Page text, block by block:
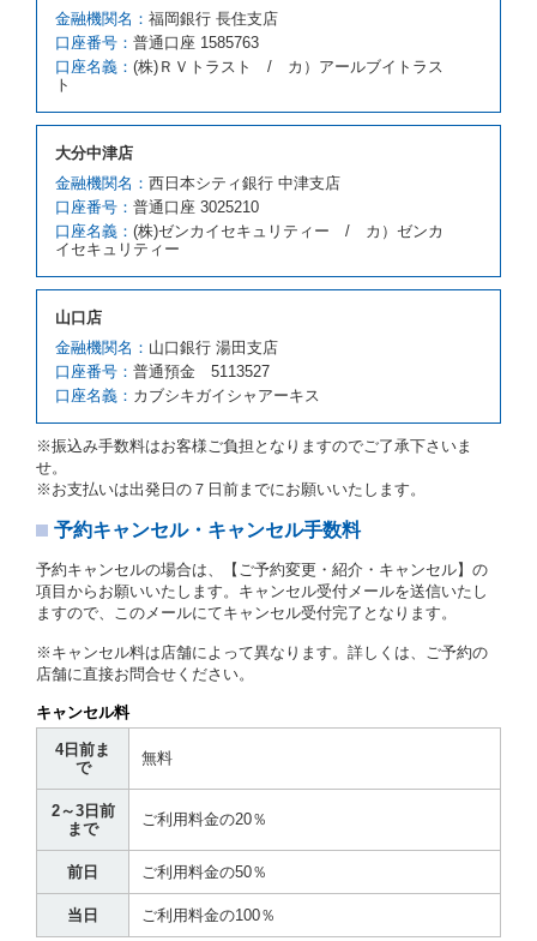
携先の代替レンタカーを貸し渡すものとします。な
お、代替レンタカーの貸渡料金が予約された車種クラ
スの貸渡料金より高くなるときは、予約した車種クラ
スの貸渡料金によるものとし、予約された車種クラス
の車種クラスの貸渡料金によるものとします。
借受人は、第１項の代替レンタカーの貸渡しの申入れ
を拒絶し、予約を取り消すことができるものとしま
す。
前項の場合、第１項の貸渡しをすることができない原
因が、当社の責に帰する事由によるときには第４条第
４項の予約の取消しとして取り扱い、当社は受領済の
予約申込金を返還するものとします。
原因が、当社の責に帰さない事由による時には第４条
第５項の予約の取消しとして取り扱い、当社は受領済
の予約申込金を返還するものとします。
第６条（免責）
が締結されなかったことについて、第４条及び第５条
とします。
第３章／貸 渡 し
第７条（貸渡契約の締結）
借受人は第２条第１項に定める借受条件を明示し、当
貸渡契約を締結するものとします。ただし、貸し渡す
ことができるレンタカーがない場合又は借受人若しく
は運転者が第８条第１項若しくは第２項各号のいずれ
かに該当する場合を除きます。
貸渡契約を締結した場合、借受人は当社に第１0条第
１項に定める貸渡料金を支払うものとします。
運転者の義務と定められた事項を遵守するものとしま
す。
当社は、監督官庁の基本通達（注１）に基づき、貸渡
運転者の氏名、住所、運転免許の種類及び運転免許証
金融機関名： 福岡銀行 長住支店
口座番号： 普通口座 1585763
口座名義： (株)ＲＶトラスト / カ）アールブイトラス
ト
大分中津店
金融機関名： 西日本シティ銀行 中津支店
口座番号： 普通口座 3025210
口座名義： (株)ゼンカイセキュリティー / カ）ゼンカ
イセキュリティー
山口店
金融機関名： 山口銀行 湯田支店
口座番号： 普通預金 5113527
口座名義： カブシキガイシャアーキス
※振込み手数料はお客様ご負担となりますのでご了承下さいま
せ。
※お支払いは出発日の７日前までにお願いいたします。
予約キャンセル・キャンセル手数料
予約キャンセルの場合は、【ご予約変更・紹介・キャンセル】の
項目からお願いいたします。キャンセル受付メールを送信いたし
ますので、このメールにてキャンセル受付完了となります。
※キャンセル料は店舗によって異なります。詳しくは、ご予約の
店舗に直接お問合せください。
キャンセル料
4日前ま
で
無料
2～3日前
まで
ご利用料金の20％
前日 ご利用料金の50％
当日 ご利用料金の100％